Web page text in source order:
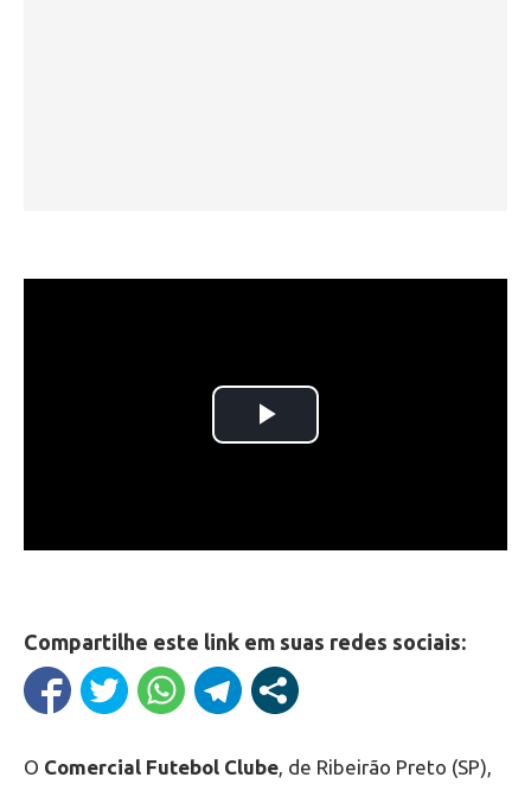
Compartilhe este link em suas redes sociais:
O Comercial Futebol Clube, de Ribeirão Preto (SP),